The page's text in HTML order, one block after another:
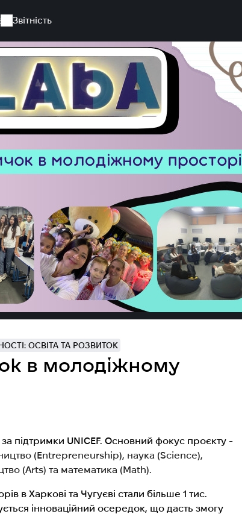
Звітність
просторі
ОСВІТА ТА РОЗВИТОК
в молодіжному
підтримки UNICEF. Основний фокус проєкту -
(Entrepreneurship), наука (Science),
(Arts) та математика (Math).
в Харкові та Чугуєві стали більше 1 тис.
інноваційний осередок, що дасть змогу